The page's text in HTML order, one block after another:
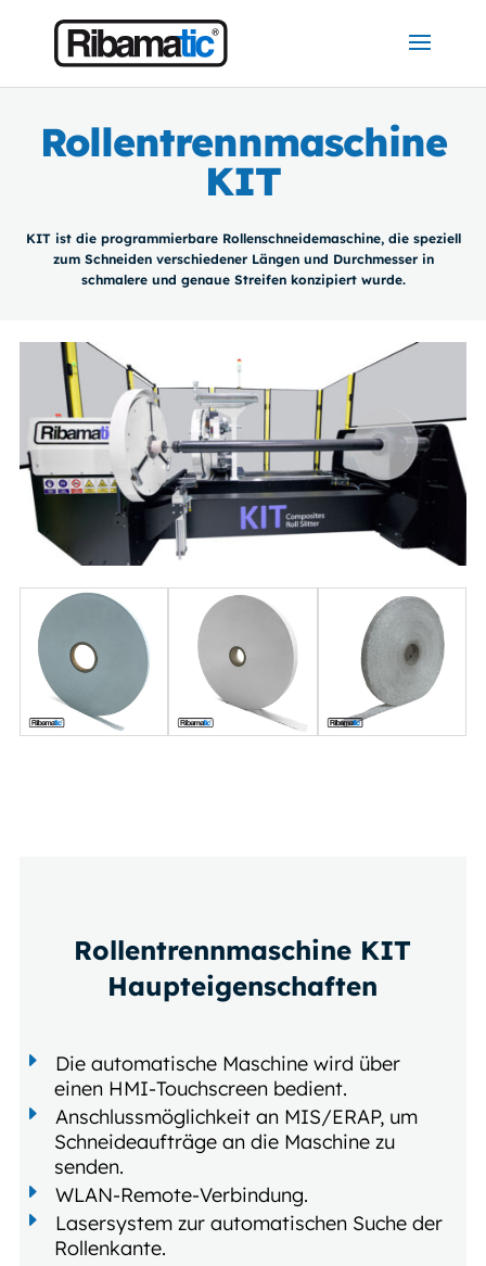
Rollentrennmaschine
KIT
KIT ist die programmierbare Rollenschneidemaschine, die speziell
zum Schneiden verschiedener Längen und Durchmesser in
schmalere und genaue Streifen konzipiert wurde.
Rollentrennmaschine KIT
Haupteigenschaften
Die automatische Maschine wird über
einen HMI-Touchscreen bedient.
Anschlussmöglichkeit an MIS/ERAP, um
Schneideaufträge an die Maschine zu
senden.
WLAN-Remote-Verbindung.
Lasersystem zur automatischen Suche der
Rollenkante.